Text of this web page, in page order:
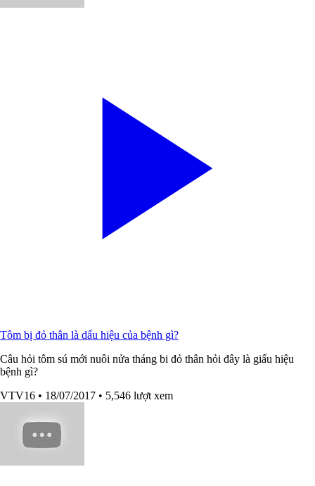
Tôm bị đỏ thân là dấu hiệu của bệnh gì?
Câu hỏi tôm sú mới nuôi nửa tháng bi đỏ thân hỏi đây là giấu hiệu
bệnh gì?
VTV16 • 18/07/2017 • 5,546 lượt xem